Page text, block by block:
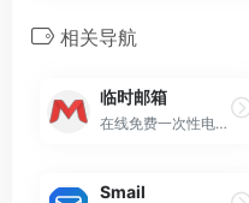
相关导航
临时邮箱
在线免费一次性电子邮箱服务的平台
Smail